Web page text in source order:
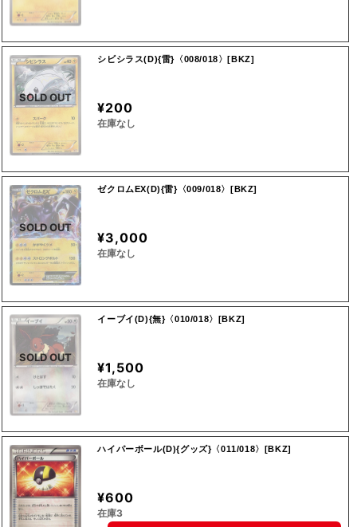
SOLD OUT
シビシラス(D){雷}〈008/018〉[BKZ]
¥200
在庫なし
SOLD OUT
ゼクロムEX(D){雷}〈009/018〉[BKZ]
¥3,000
在庫なし
SOLD OUT
イーブイ(D){無}〈010/018〉[BKZ]
¥1,500
在庫なし
ハイパーボール(D){グッズ}〈011/018〉[BKZ]
¥600
在庫3